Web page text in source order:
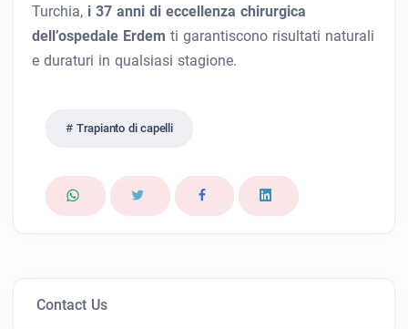
Turchia, i 37 anni di eccellenza chirurgica
dell’ospedale Erdem ti garantiscono risultati naturali
e duraturi in qualsiasi stagione.
Trapianto di capelli
Contact Us